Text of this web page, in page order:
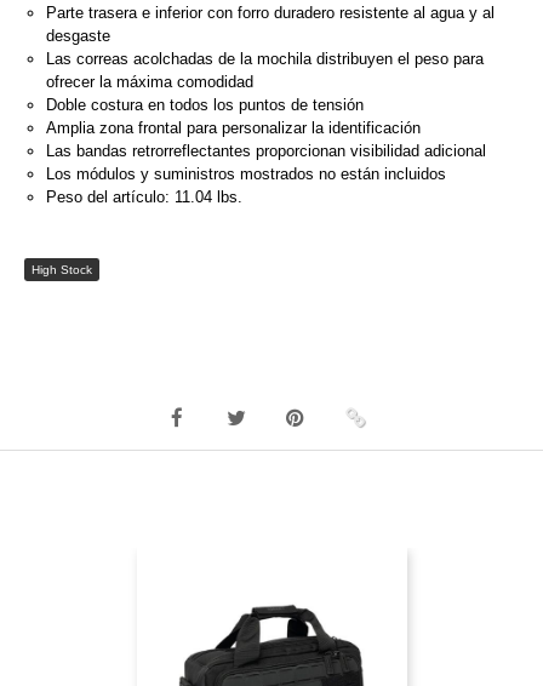
Parte trasera e inferior con forro duradero resistente al agua y al
desgaste
Las correas acolchadas de la mochila distribuyen el peso para
ofrecer la máxima comodidad
Doble costura en todos los puntos de tensión
Amplia zona frontal para personalizar la identificación
Las bandas retrorreflectantes proporcionan visibilidad adicional
Los módulos y suministros mostrados no están incluidos
Peso del artículo: 11.04 lbs.
High Stock